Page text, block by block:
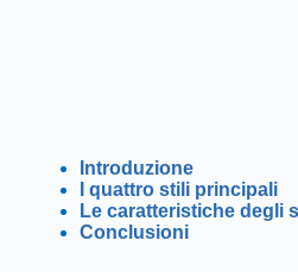
Introduzione
I quattro stili principali
Le caratteristiche degli
Conclusioni